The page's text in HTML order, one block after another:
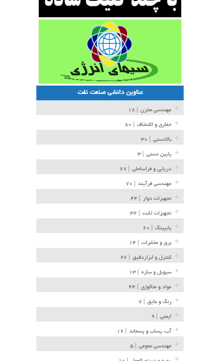
عناوین دانشی صنعت نفت
مهندسی مخزن
حفاری و اکتشاف
بالادستی
پایین دستی
دریایی و فراساحلی
مهندسی فرآیند
تجهیزات دوار
تجهیزات ثابت
پایپینگ
برق و مخابرات
کنترل و ابزاردقیق
سیویل و سازه
مواد و متالوژی
رنگ و عایق
ایمنی
آب، پساب و پسماند
مهندسی عمومی